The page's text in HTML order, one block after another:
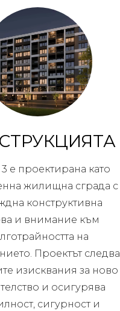
е проектирана като
жилищна сграда с
конструктивна
и внимание към
на
Проектът следва
изисквания за ново
и осигурява
сигурност и